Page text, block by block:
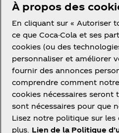
Facebook
Instagram
Youtube
Ce site vous propose des
promotions à propos des
des activités des sociétés
À propos des
En cliquant sur « Autoriser
ce que Coca-Cola et ses
cookies (ou des
personnaliser et améliorer
fournir des annonces
comprendre comment
cookies nécessaires seront
sont nécessaires pour que
Lisez notre politique sur
plus. Lien de la Politique